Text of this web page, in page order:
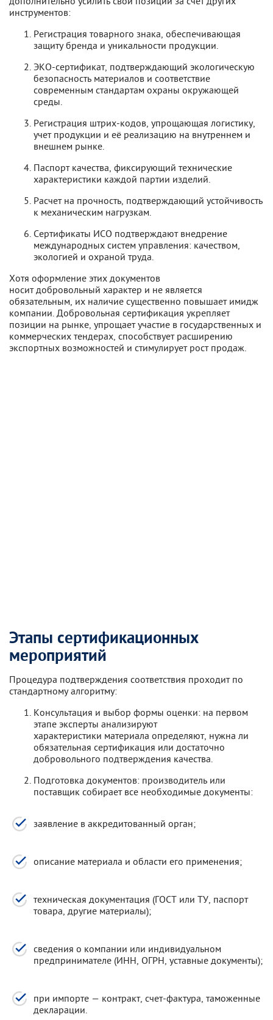
инструментов:
Регистрация товарного знака, обеспечивающая
защиту бренда и уникальности продукции.
ЭКО-сертификат, подтверждающий экологическую
безопасность материалов и соответствие
современным стандартам охраны окружающей
среды.
Регистрация штрих-кодов, упрощающая логистику,
учет продукции и её реализацию на внутреннем и
внешнем рынке.
Паспорт качества, фиксирующий технические
характеристики каждой партии изделий.
Расчет на прочность, подтверждающий устойчивость
к механическим нагрузкам.
Сертификаты ИСО подтверждают внедрение
международных систем управления: качеством,
экологией и охраной труда.
Хотя оформление этих документов
носит добровольный характер и не является
обязательным, их наличие существенно повышает имидж
компании. Добровольная сертификация укрепляет
позиции на рынке, упрощает участие в государственных и
коммерческих тендерах, способствует расширению
экспортных возможностей и стимулирует рост продаж.
Этапы сертификационных
мероприятий
Процедура подтверждения соответствия проходит по
стандартному алгоритму:
Консультация и выбор формы оценки: на первом
этапе эксперты анализируют
характеристики материала определяют, нужна ли
обязательная сертификация или достаточно
добровольного подтверждения качества.
Подготовка документов: производитель или
поставщик собирает все необходимые документы:
заявление в аккредитованный орган;
описание материала и области его применения;
техническая документация (ГОСТ или ТУ, паспорт
товара, другие материалы);
сведения о компании или индивидуальном
предпринимателе (ИНН, ОГРН, уставные документы);
при импорте — контракт, счет-фактура, таможенные
декларации.